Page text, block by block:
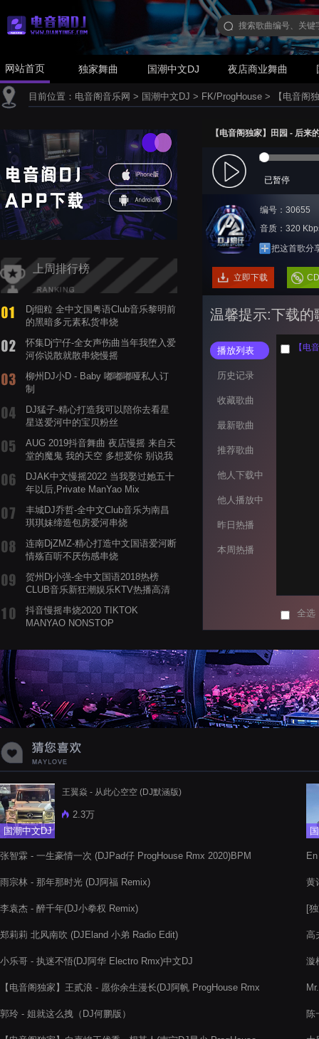
网站首页 独家舞曲 国潮中文DJ 夜店商业舞曲
目前位置： 电音阁音乐网 > 国潮中文DJ > FK/ProgHouse > 【电音阁
上周排行榜
Dj细粒 全中文国粤语Club音乐黎明前
的黑暗多元素私货串烧
怀集Dj宁仔-全女声伤曲当年我堕入爱
河你说散就散串烧慢摇
柳州DJ小D - Baby 嘟嘟嘟哑私人订
制
DJ猛子-精心打造我可以陪你去看星
星送爱河中的宝贝粉丝
AUG 2019抖音舞曲 夜店慢摇 来自天
堂的魔鬼 我的天空 多想爱你 别说我
DJAK中文慢摇2022 当我娶过她五十
年以后,Private ManYao Mix
丰城DJ乔哲-全中文Club音乐为南昌
琪琪妹缔造包房爱河串烧
连南DjZMZ-精心打造中文国语爱河断
情殇百听不厌伤感串烧
贺州Dj小强-全中文国语2018热榜
CLUB音乐新狂潮娱乐KTV热播高清
抖音慢摇串烧2020 TIKTOK
MANYAO NONSTOP
蝉爸爸妈妈爱存在夏天的风是想你的
声音啊
【电音阁独家】田园 - 后
已暂停
编号：30655
音质：320
把这首歌分
立即下载
温馨提示:下载的
播放列表
历史记录
收藏歌曲
最新歌曲
推荐歌曲
他人下载中
他人播放中
昨日热播
本周热播
【电
全选
国潮中文DJ
王翼焱 - 从此心空空 (DJ默涵版)
2.3万
张智霖 - 一生豪情一次 (DJPad仔 ProgHouse Rmx 2020)BPM
雨宗林 - 那年那时光 (DJ阿福 Remix)
李袁杰 - 醉千年(DJ小拳权 Remix)
郑莉莉 北风南吹 (DJEland 小弟 Radio Edit)
小乐哥 - 执迷不悟(DJ阿华 Electro Rmx)中文DJ
【电音阁独家】王贰浪 - 愿你余生漫长(DJ阿帆 ProgHouse Rmx
郭玲 - 姐就这么拽（DJ何鹏版）
黄
[
高
漩
陈